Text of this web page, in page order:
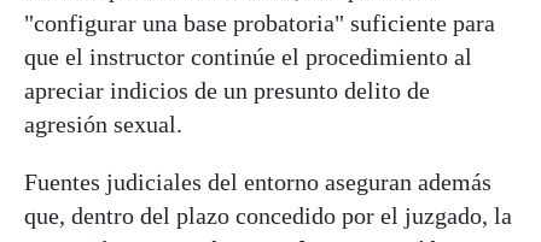
"configurar una base probatoria" suficiente para
que el instructor continúe el procedimiento al
apreciar indicios de un presunto delito de
agresión sexual.
Fuentes judiciales del entorno aseguran además
que, dentro del plazo concedido por el juzgado, la